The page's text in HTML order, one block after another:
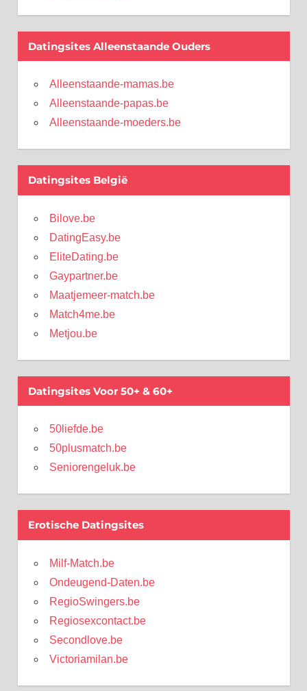
Datingsites Alleenstaande Ouders
Alleenstaande-mamas.be
Alleenstaande-papas.be
Alleenstaande-moeders.be
Datingsites België
Bilove.be
DatingEasy.be
EliteDating.be
Gaypartner.be
Maatjemeer-match.be
Match4me.be
Metjou.be
Datingsites Voor 50+ & 60+
50liefde.be
50plusmatch.be
Seniorengeluk.be
Erotische Datingsites
Milf-Match.be
Ondeugend-Daten.be
RegioSwingers.be
Regiosexcontact.be
Secondlove.be
Victoriamilan.be